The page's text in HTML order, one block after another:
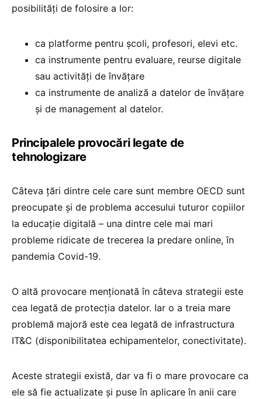
posibilități de folosire a lor:
ca platforme pentru școli, profesori, elevi etc.
ca instrumente pentru evaluare, reurse digitale
sau activități de învățare
ca instrumente de analiză a datelor de învățare
și de management al datelor.
Principalele provocări legate de
tehnologizare
Câteva țări dintre cele care sunt membre OECD sunt
preocupate și de problema accesului tuturor copiilor
la educație digitală – una dintre cele mai mari
probleme ridicate de trecerea la predare online, în
pandemia Covid-19.
O altă provocare menționată în câteva strategii este
cea legată de protecția datelor. Iar o a treia mare
problemă majoră este cea legată de infrastructura
IT&C (disponibilitatea echipamentelor, conectivitate).
Aceste strategii există, dar va fi o mare provocare ca
ele să fie actualizate și puse în aplicare în anii care